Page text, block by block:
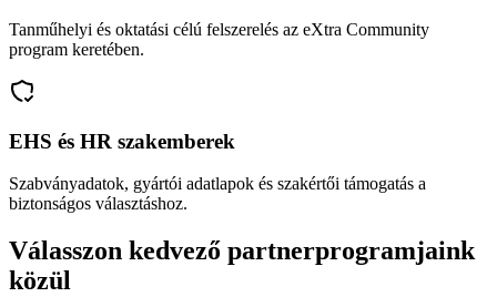
Tanműhelyi és oktatási célú felszerelés az eXtra Community
program keretében.
EHS és HR szakemberek
Szabványadatok, gyártói adatlapok és szakértői támogatás a
biztonságos választáshoz.
Válasszon kedvező partnerprogramjaink
közül